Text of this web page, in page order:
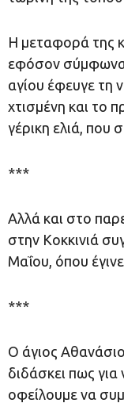
Η μεταφορά της
εφόσον σύμφωνα
αγίου έφευγε τη
χτισμένη και το
γέρικη ελιά, που
***
Αλλά και στο
στην Κοκκινιά
Μαΐου, όπου
***
Ο άγιος
διδάσκει πως
οφείλουμε να